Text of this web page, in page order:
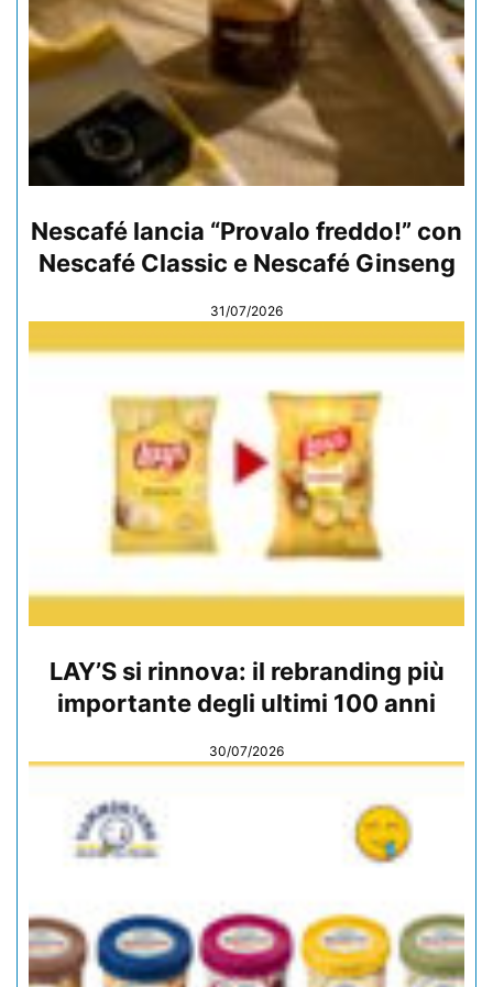
Nescafé lancia “Provalo freddo!” con
Nescafé Classic e Nescafé Ginseng
31/07/2026
LAY’S si rinnova: il rebranding più
importante degli ultimi 100 anni
30/07/2026